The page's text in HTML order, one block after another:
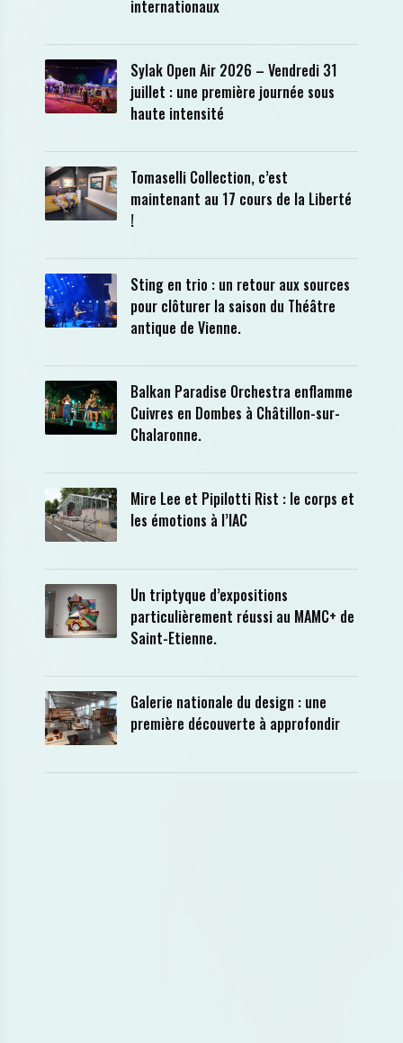
internationaux
Sylak Open Air 2026 – Vendredi 31
juillet : une première journée sous
haute intensité
Tomaselli Collection, c’est
maintenant au 17 cours de la Liberté
!
Sting en trio : un retour aux sources
pour clôturer la saison du Théâtre
antique de Vienne.
Balkan Paradise Orchestra enflamme
Cuivres en Dombes à Châtillon-sur-
Chalaronne.
Mire Lee et Pipilotti Rist : le corps et
les émotions à l’IAC
Un triptyque d’expositions
particulièrement réussi au MAMC+ de
Saint-Etienne.
Galerie nationale du design : une
première découverte à approfondir